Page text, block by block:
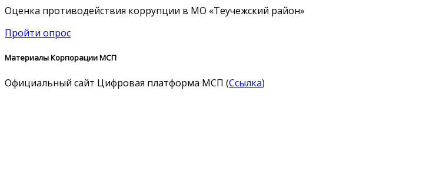
Оценка противодействия коррупции в МО «Теучежский район»
Пройти опрос
Материалы Корпорации МСП
Официальный сайт Цифровая платформа МСП (Ссылка)